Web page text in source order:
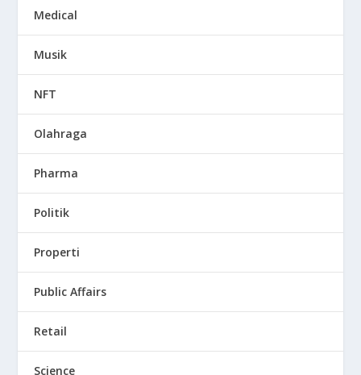
Medical
Musik
NFT
Olahraga
Pharma
Politik
Properti
Public Affairs
Retail
Science